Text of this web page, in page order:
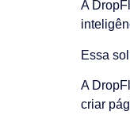
A
Essa
A
criar